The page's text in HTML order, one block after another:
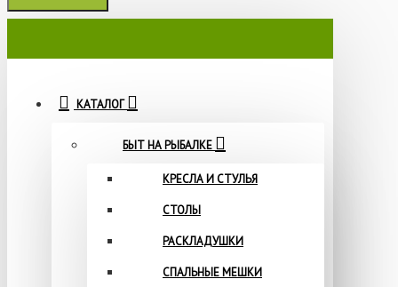
КАТАЛОГ
БЫТ НА РЫБАЛКЕ
КРЕСЛА И СТУЛЬЯ
СТОЛЫ
РАСКЛАДУШКИ
СПАЛЬНЫЕ МЕШКИ